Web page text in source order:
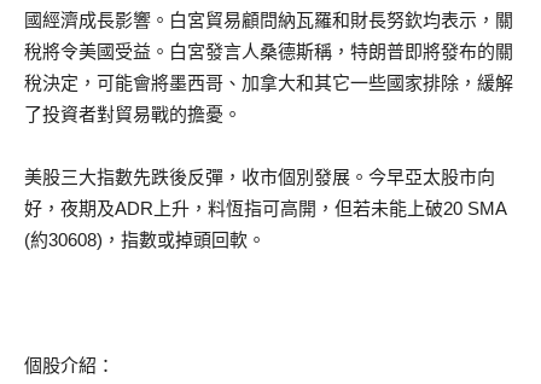
國經濟成長影響。白宮貿易顧問納瓦羅和財長努欽均表示，關
稅將令美國受益。白宮發言人桑德斯稱，特朗普即將發布的關
稅決定，可能會將墨西哥、加拿大和其它一些國家排除，緩解
了投資者對貿易戰的擔憂。
美股三大指數先跌後反彈，收市個別發展。今早亞太股市向
好，夜期及ADR上升，料恆指可高開，但若未能上破20 SMA
(約30608)，指數或掉頭回軟。
個股介紹：